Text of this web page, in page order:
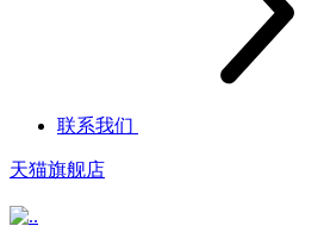
联系我们
天猫旗舰店